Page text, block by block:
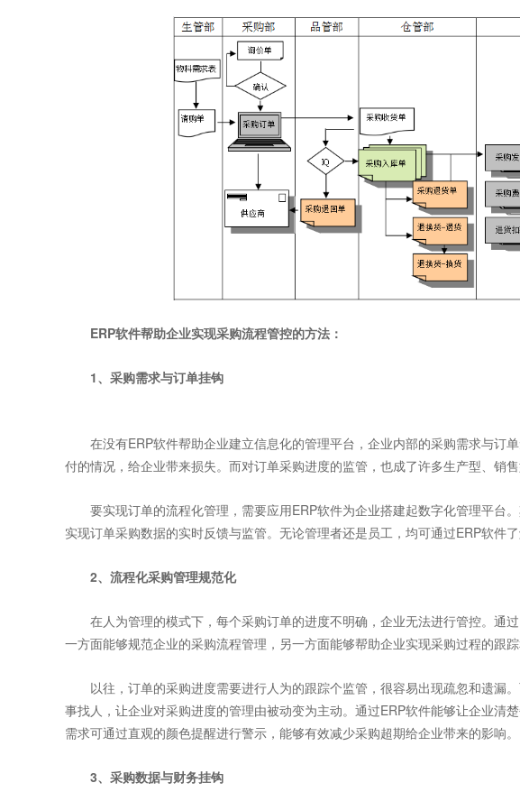
ERP软件帮助企业实现采购流程管控的方法：
1、采购需求与订单挂钩
在没有ERP软件帮助企业建立信息化的管理平台，企业内部的采购需求与订
付的情况，给企业带来损失。而对订单采购进度的监管，也成了许多生产型、销售
要实现订单的流程化管理，需要应用ERP软件为企业搭建起数字化管理平台
实现订单采购数据的实时反馈与监管。无论管理者还是员工，均可通过ERP软件
2、流程化采购管理规范化
在人为管理的模式下，每个采购订单的进度不明确，企业无法进行管控。通
一方面能够规范企业的采购流程管理，另一方面能够帮助企业实现采购过程的跟踪
以往，订单的采购进度需要进行人为的跟踪个监管，很容易出现疏忽和遗漏
事找人，让企业对采购进度的管理由被动变为主动。通过ERP软件能够让企业清
需求可通过直观的颜色提醒进行警示，能够有效减少采购超期给企业带来的影响。
3、采购数据与财务挂钩